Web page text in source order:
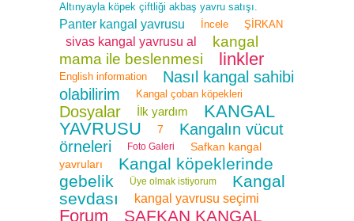
Altınyayla köpek çiftliği akbaş yavru satışı.
Panter kangal yavrusu İncele ŞİRKAN
sivas kangal yavrusu al
kangal
mama ile beslenmesi
linkler
English information
Nasıl kangal sahibi
olabilirim
Kangal çoban köpekleri
Dosyalar İlk yardım
KANGAL
YAVRUSU
7
Kangalın vücut
örneleri
Foto Galeri
Safkan kangal
yavruları
Kangal köpeklerinde
gebelik
Üye olmak istiyorum
Kangal
sevdası
kangal yavrusu seçimi
Forum
SAFKAN KANGAL